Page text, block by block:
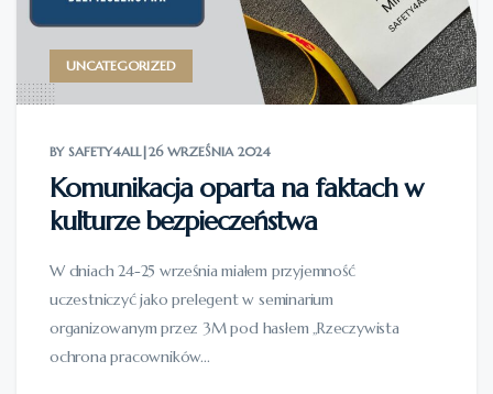
UNCATEGORIZED
BY SAFETY4ALL|26 WRZEŚNIA 2024
Komunikacja oparta na faktach w
kulturze bezpieczeństwa
W dniach 24-25 września miałem przyjemność
uczestniczyć jako prelegent w seminarium
organizowanym przez 3M pod hasłem „Rzeczywista
ochrona pracowników...